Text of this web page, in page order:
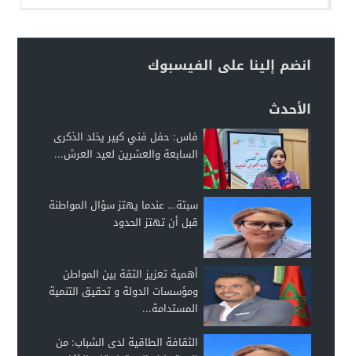
انضم إلينا على الفيسبوك
الأحدث
فاس: حفل فني كبير يخلد الذكرى
السابعة والعشرين لعيد العرش...
سبتة… عندما يهتز سؤال المواطنة
قبل أن تهتز الحدود
أهمية تعزيز الثقة بين المواطن
ومؤسسات الدولة و تحقيق التنمية
المستدامة...
الثقافة الطاقية لدى الشباب: من